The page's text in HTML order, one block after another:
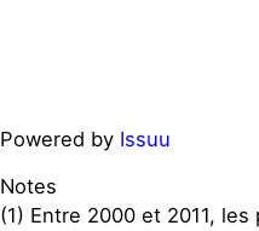
Powered by Issuu
Notes
(1) Entre 2000 et 2011,